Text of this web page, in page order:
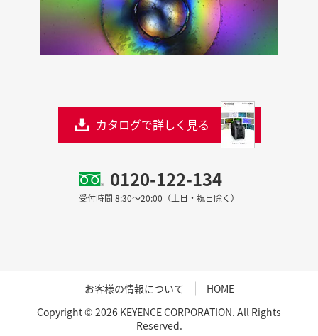
カタログで詳しく見る
0120-122-134
受付時間 8:30～20:00（土日・祝日除く）
お客様の情報について
HOME
Copyright © 2026 KEYENCE CORPORATION. All Rights
Reserved.